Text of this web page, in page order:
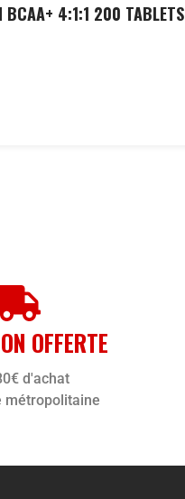
BCAA+ 4:1:1 200 TABLETS
OFFERTE
d'achat
métropolitaine